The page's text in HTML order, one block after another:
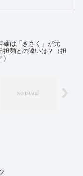
麺は「きさく」が元
担麺との違いは？（担